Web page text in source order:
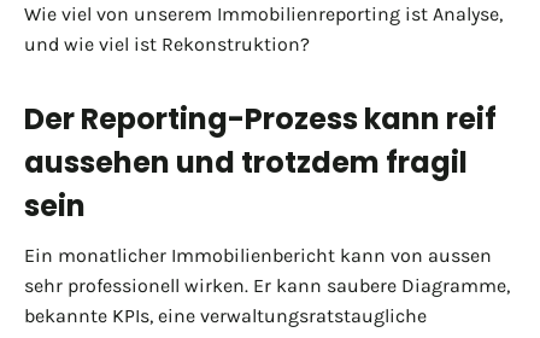
Wie viel von unserem Immobilienreporting ist Analyse,
und wie viel ist Rekonstruktion?
Der Reporting-Prozess kann reif
aussehen und trotzdem fragil
sein
Ein monatlicher Immobilienbericht kann von aussen
sehr professionell wirken. Er kann saubere Diagramme,
bekannte KPIs, eine verwaltungsratstaugliche